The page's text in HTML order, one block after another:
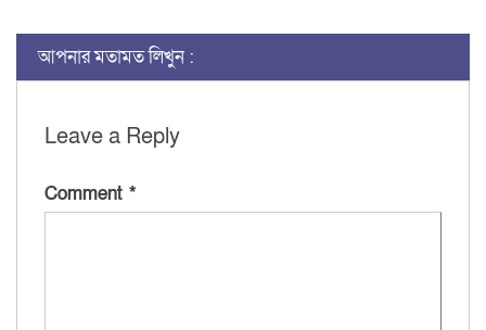
আপনার মতামত লিখুন :
Leave a Reply
Comment *